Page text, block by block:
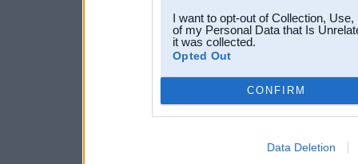
I want to opt-out of Collection,
of my Personal Data that Is
it was collected.
Opted Out
CONFIRM
Data Deletion